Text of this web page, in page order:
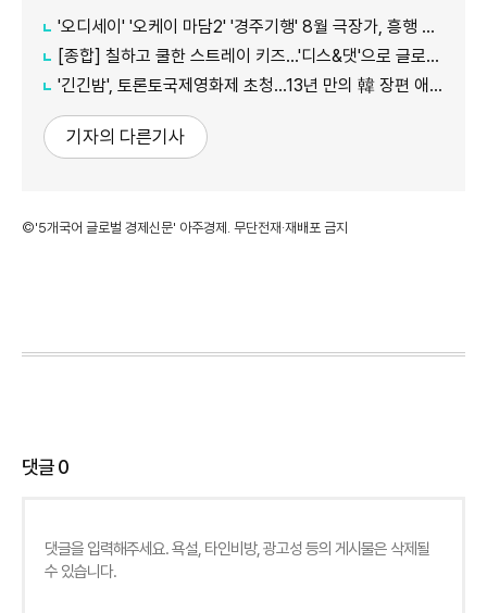
'오디세이' '오케이 마담2' '경주기행' 8월 극장가, 흥행 바통 이어갈 신작은
[종합] 칠하고 쿨한 스트레이 키즈…'디스&댓'으로 글로벌 질주
'긴긴밤', 토론토국제영화제 초청…13년 만의 韓 장편 애니
기자의 다른기사
©'5개국어 글로벌 경제신문' 아주경제. 무단전재·재배포 금지
댓글0